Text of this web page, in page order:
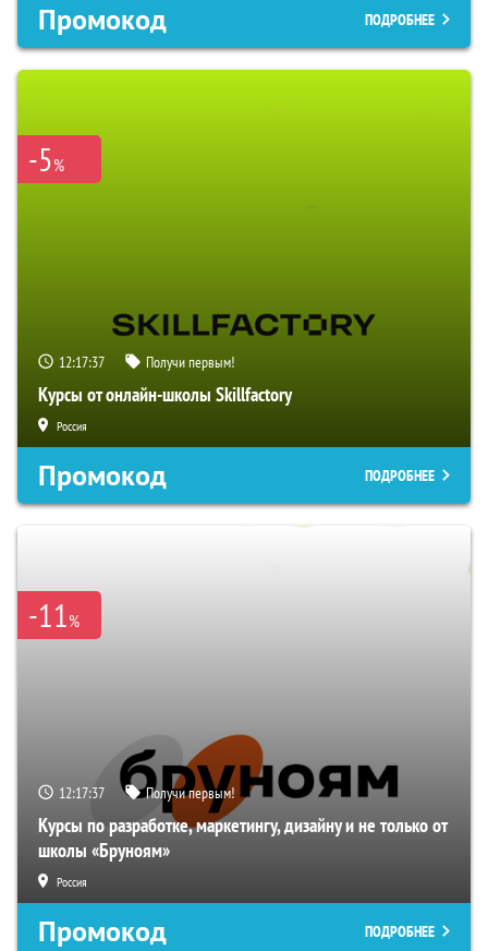
Промокод ПОДРОБНЕЕ
-5%
12:17:36 Получи первым!
Курсы от онлайн-школы Skillfactory
Россия
Промокод ПОДРОБНЕЕ
-11%
12:17:36 Получи первым!
Курсы по разработке, маркетингу, дизайну и не только от
школы «Бруноям»
Россия
Промокод ПОДРОБНЕЕ